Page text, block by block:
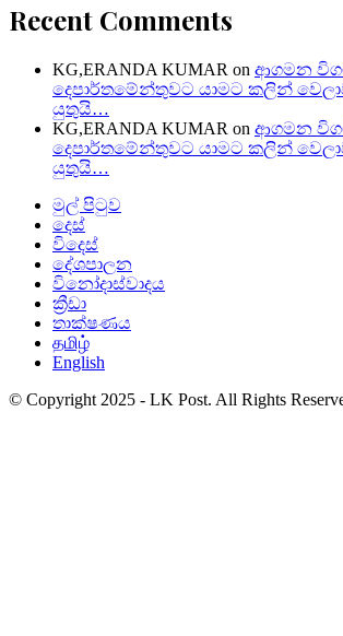
Recent Comments
KG,ERANDA KUMAR on ආගමන
දෙපාර්තමේන්තුවට යාමට කලින්
යුතුයි…
KG,ERANDA KUMAR on ආගමන
දෙපාර්තමේන්තුවට යාමට කලින්
යුතුයි…
මුල් පිටුව
දෙස්
විදෙස්
දේශපාලන
විනෝදාස්වාදය
ක්‍රීඩා
තාක්ෂණය
தமிழ்
English
© Copyright 2025 - LK Post. All Rights